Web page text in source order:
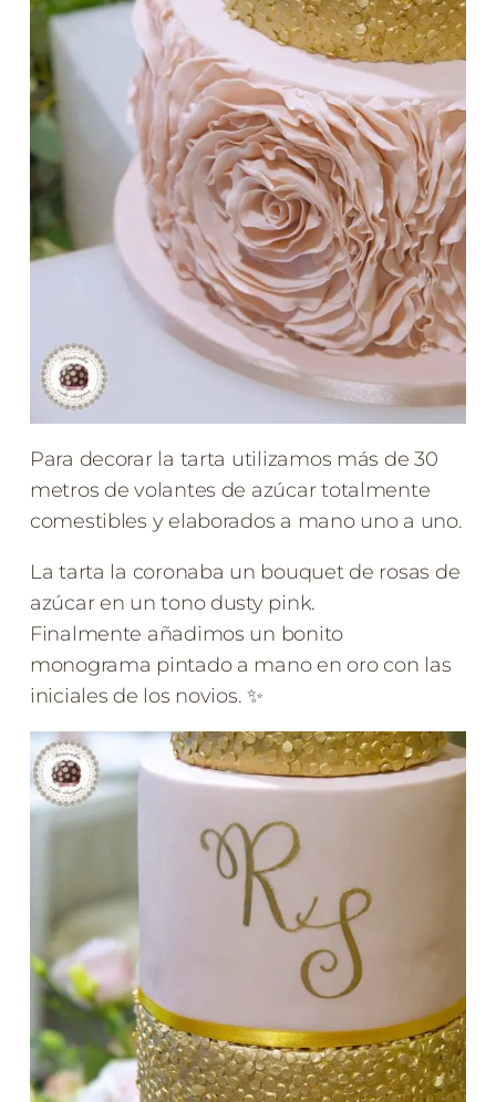
Para decorar la tarta utilizamos más de 30
metros de volantes de azúcar totalmente
comestibles y elaborados a mano uno a uno.
La tarta la coronaba un bouquet de rosas de
azúcar en un tono dusty pink.
Finalmente añadimos un bonito
monograma pintado a mano en oro con las
iniciales de los novios. ✨